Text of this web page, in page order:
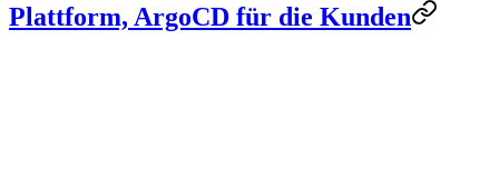
Plattform, ArgoCD für die Kunden